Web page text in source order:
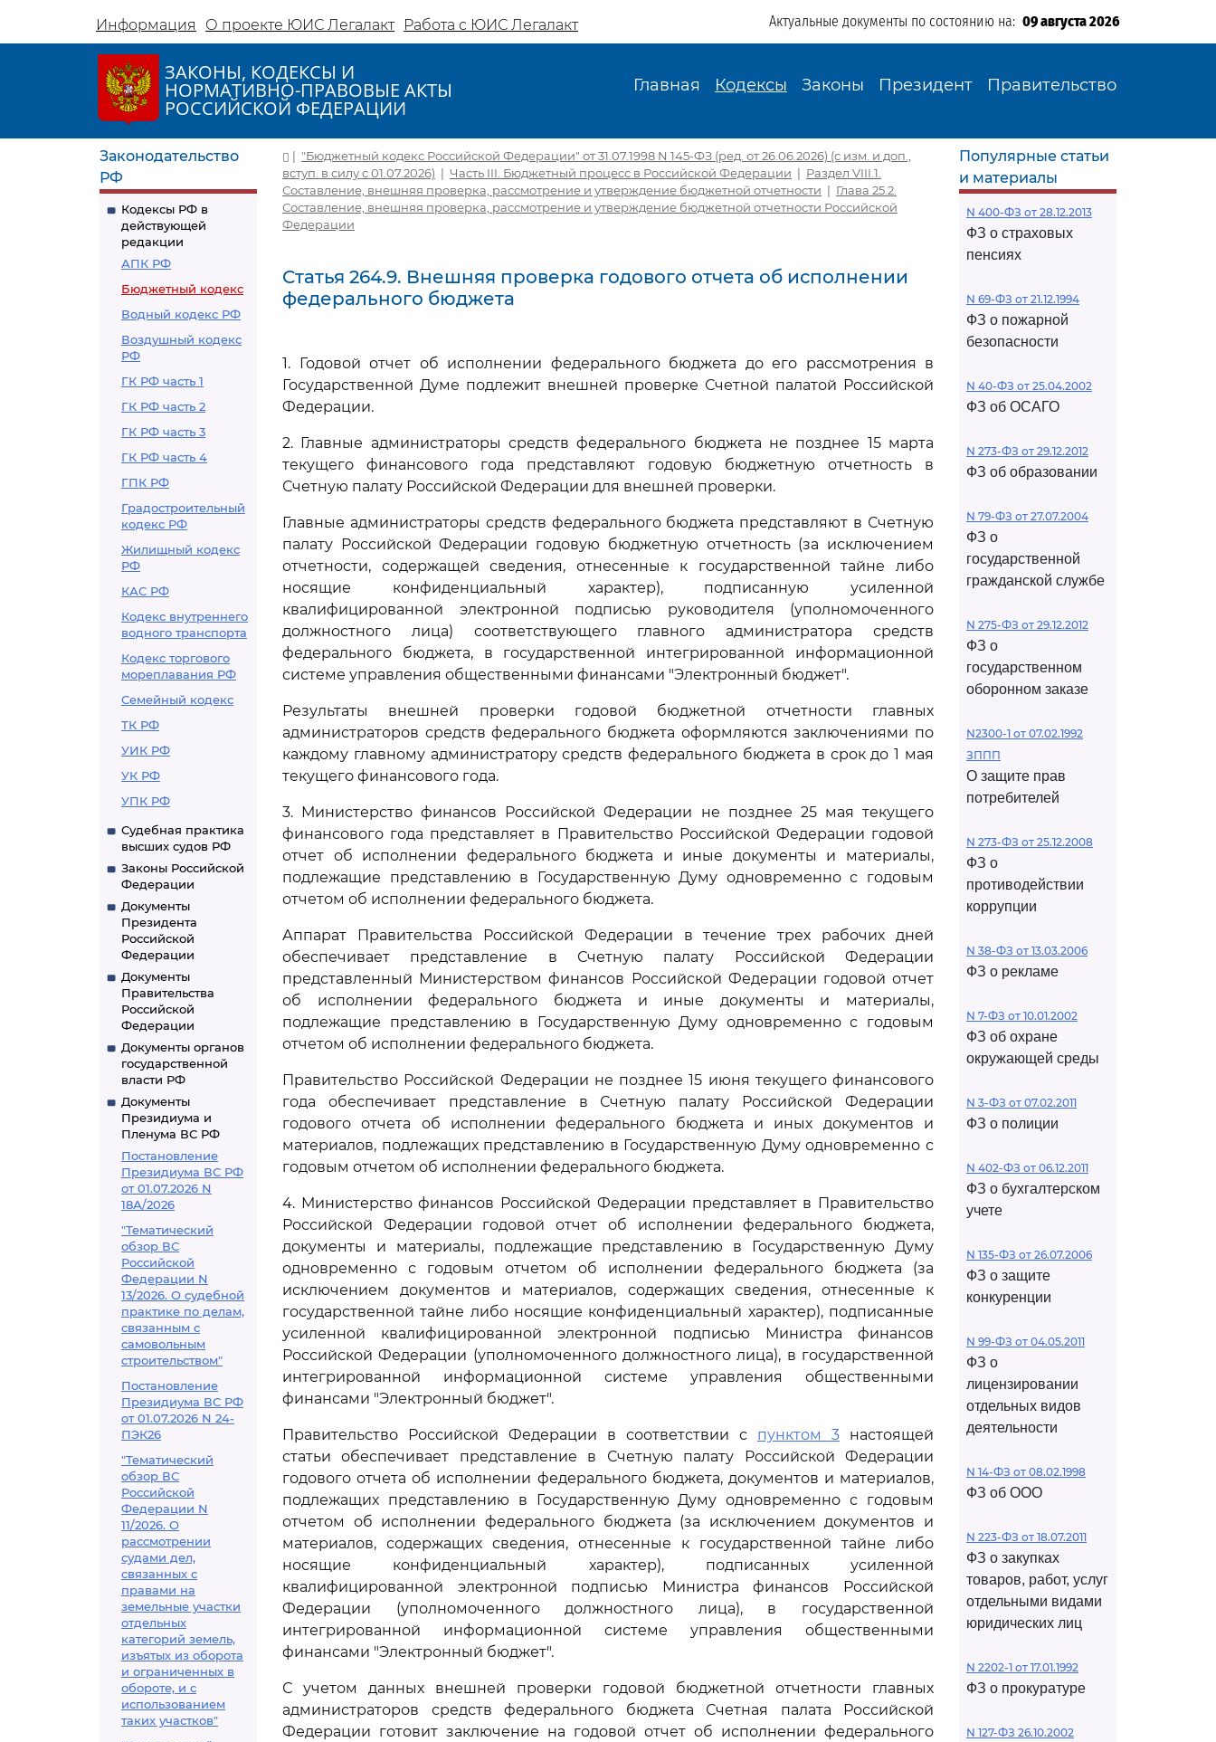
Информация О проекте ЮИС Легалакт Работа с ЮИС Легалакт Актуальные документы по состоянию на: 09 августа 2026
ЗАКОНЫ, КОДЕКСЫ И
НОРМАТИВНО-ПРАВОВЫЕ АКТЫ
РОССИЙСКОЙ ФЕДЕРАЦИИ
Главная Кодексы Законы Президент Правительство
Законодательство
РФ
Кодексы РФ в
действующей
редакции
АПК РФ
Бюджетный кодекс
Водный кодекс РФ
Воздушный кодекс
РФ
ГК РФ часть 1
ГК РФ часть 2
ГК РФ часть 3
ГК РФ часть 4
ГПК РФ
Градостроительный
кодекс РФ
Жилищный кодекс
РФ
КАС РФ
Кодекс внутреннего
водного транспорта
Кодекс торгового
мореплавания РФ
Семейный кодекс
ТК РФ
УИК РФ
УК РФ
УПК РФ
Судебная практика
высших судов РФ
Законы Российской
Федерации
Документы
Президента
Российской
Федерации
Документы
Правительства
Российской
Федерации
Документы органов
государственной
власти РФ
Документы
Президиума и
Пленума ВС РФ
Постановление
Президиума ВС РФ
от 01.07.2026 N
18А/2026
"Тематический
обзор ВС
Российской
Федерации N
13/2026. О судебной
практике по делам,
связанным с
самовольным
строительством"
Постановление
Президиума ВС РФ
от 01.07.2026 N 24-
ПЭК26
"Тематический
обзор ВС
Российской
Федерации N
11/2026. О
рассмотрении
судами дел,
связанных с
правами на
земельные участки
отдельных
категорий земель,
изъятых из оборота
и ограниченных в
обороте, и с
использованием
таких участков"
| "Бюджетный кодекс Российской Федерации" от 31.07.1998 N 145-ФЗ (ред. от 26.06.2026) (с изм. и доп.,
вступ. в силу с 01.07.2026) | Часть III. Бюджетный процесс в Российской Федерации | Раздел VIII.1.
Составление, внешняя проверка, рассмотрение и утверждение бюджетной отчетности | Глава 25.2.
Составление, внешняя проверка, рассмотрение и утверждение бюджетной отчетности Российской
Федерации
Статья 264.9. Внешняя проверка годового отчета об исполнении
федерального бюджета
1. Годовой отчет об исполнении федерального бюджета до его рассмотрения в
Государственной Думе подлежит внешней проверке Счетной палатой Российской
Федерации.
2. Главные администраторы средств федерального бюджета не позднее 15 марта
текущего финансового года представляют годовую бюджетную отчетность в
Счетную палату Российской Федерации для внешней проверки.
Главные администраторы средств федерального бюджета представляют в Счетную
палату Российской Федерации годовую бюджетную отчетность (за исключением
отчетности, содержащей сведения, отнесенные к государственной тайне либо
носящие конфиденциальный характер), подписанную усиленной
квалифицированной электронной подписью руководителя (уполномоченного
должностного лица) соответствующего главного администратора средств
федерального бюджета, в государственной интегрированной информационной
системе управления общественными финансами "Электронный бюджет".
Результаты внешней проверки годовой бюджетной отчетности главных
администраторов средств федерального бюджета оформляются заключениями по
каждому главному администратору средств федерального бюджета в срок до 1 мая
текущего финансового года.
3. Министерство финансов Российской Федерации не позднее 25 мая текущего
финансового года представляет в Правительство Российской Федерации годовой
отчет об исполнении федерального бюджета и иные документы и материалы,
подлежащие представлению в Государственную Думу одновременно с годовым
отчетом об исполнении федерального бюджета.
Аппарат Правительства Российской Федерации в течение трех рабочих дней
обеспечивает представление в Счетную палату Российской Федерации
представленный Министерством финансов Российской Федерации годовой отчет
об исполнении федерального бюджета и иные документы и материалы,
подлежащие представлению в Государственную Думу одновременно с годовым
отчетом об исполнении федерального бюджета.
Правительство Российской Федерации не позднее 15 июня текущего финансового
года обеспечивает представление в Счетную палату Российской Федерации
годового отчета об исполнении федерального бюджета и иных документов и
материалов, подлежащих представлению в Государственную Думу одновременно с
годовым отчетом об исполнении федерального бюджета.
4. Министерство финансов Российской Федерации представляет в Правительство
Российской Федерации годовой отчет об исполнении федерального бюджета,
документы и материалы, подлежащие представлению в Государственную Думу
одновременно с годовым отчетом об исполнении федерального бюджета (за
исключением документов и материалов, содержащих сведения, отнесенные к
государственной тайне либо носящие конфиденциальный характер), подписанные
усиленной квалифицированной электронной подписью Министра финансов
Российской Федерации (уполномоченного должностного лица), в государственной
интегрированной информационной системе управления общественными
финансами "Электронный бюджет".
Правительство Российской Федерации в соответствии с пунктом 3 настоящей
статьи обеспечивает представление в Счетную палату Российской Федерации
годового отчета об исполнении федерального бюджета, документов и материалов,
подлежащих представлению в Государственную Думу одновременно с годовым
отчетом об исполнении федерального бюджета (за исключением документов и
материалов, содержащих сведения, отнесенные к государственной тайне либо
носящие конфиденциальный характер), подписанных усиленной
квалифицированной электронной подписью Министра финансов Российской
Федерации (уполномоченного должностного лица), в государственной
интегрированной информационной системе управления общественными
финансами "Электронный бюджет".
С учетом данных внешней проверки годовой бюджетной отчетности главных
администраторов средств федерального бюджета Счетная палата Российской
Федерации готовит заключение на годовой отчет об исполнении федерального
Популярные статьи
и материалы
N 400-ФЗ от 28.12.2013
ФЗ о страховых
пенсиях
N 69-ФЗ от 21.12.1994
ФЗ о пожарной
безопасности
N 40-ФЗ от 25.04.2002
ФЗ об ОСАГО
N 273-ФЗ от 29.12.2012
ФЗ об образовании
N 79-ФЗ от 27.07.2004
ФЗ о
государственной
гражданской службе
N 275-ФЗ от 29.12.2012
ФЗ о
государственном
оборонном заказе
N2300-1 от 07.02.1992
ЗППП
О защите прав
потребителей
N 273-ФЗ от 25.12.2008
ФЗ о
противодействии
коррупции
N 38-ФЗ от 13.03.2006
ФЗ о рекламе
N 7-ФЗ от 10.01.2002
ФЗ об охране
окружающей среды
N 3-ФЗ от 07.02.2011
ФЗ о полиции
N 402-ФЗ от 06.12.2011
ФЗ о бухгалтерском
учете
N 135-ФЗ от 26.07.2006
ФЗ о защите
конкуренции
N 99-ФЗ от 04.05.2011
ФЗ о
лицензировании
отдельных видов
деятельности
N 14-ФЗ от 08.02.1998
ФЗ об ООО
N 223-ФЗ от 18.07.2011
ФЗ о закупках
товаров, работ, услуг
отдельными видами
юридических лиц
N 2202-1 от 17.01.1992
ФЗ о прокуратуре
N 127-ФЗ 26.10.2002